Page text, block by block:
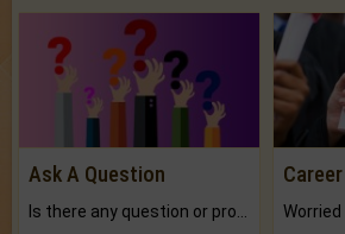
Ask A Question